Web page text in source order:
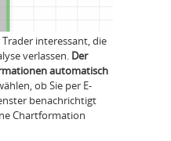
interessant, die
verlassen. Der
automatisch
ob Sie per E-
benachrichtigt
Chartformation